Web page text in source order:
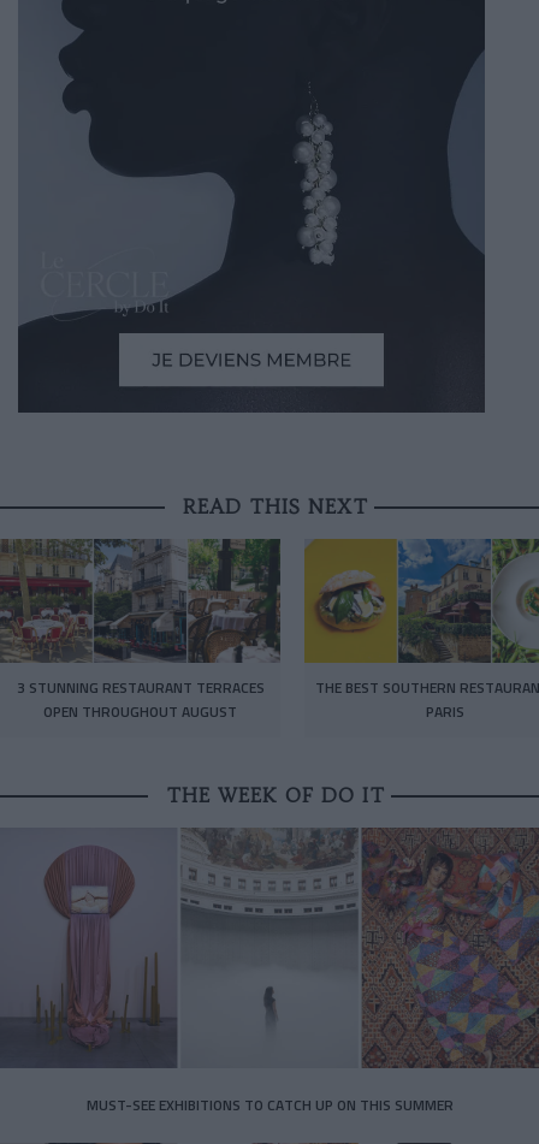
READ THIS NEXT
3 STUNNING RESTAURANT TERRACES
OPEN THROUGHOUT AUGUST
THE BEST SOUTHERN
PARIS
THE WEEK OF DO IT
MUST-SEE EXHIBITIONS TO CATCH UP ON THIS SUMMER